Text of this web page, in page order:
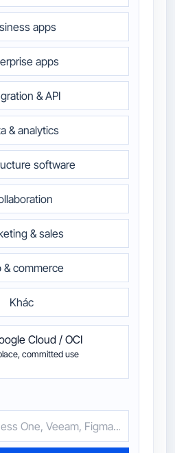
apps
apps
& API
& analytics
software
& sales
& commerce
Khác
Cloud / OCI
committed use